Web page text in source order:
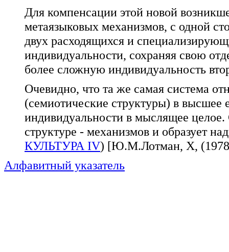
Для компенсации этой новой
метаязыковых механизмов, с одной
двух расходящихся и
индивидуальности, сохраняя свою
более сложную индивидуальность
Очевидно, что та же самая система
(семиотические структуры) в высшее
индивидуальности в мыслящее
структуре - механизмов и образует
КУЛЬТУРА IV) [Ю.М.Лотман, X,
Алфавитный указатель